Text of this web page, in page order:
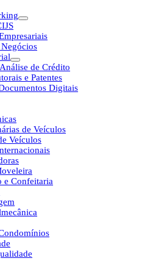
de Crédito
e Patentes
Digitais
de Veículos
Veículos
e Confeitaria